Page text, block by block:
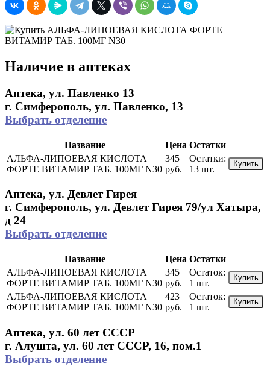
Наличие в аптеках
Аптека, ул. Павленко 13
г. Симферополь, ул. Павленко, 13
Выбрать отделение
Название Цена Остатки
АЛЬФА-ЛИПОЕВАЯ КИСЛОТА
ФОРТЕ ВИТАМИР ТАБ. 100МГ N30
345
руб.
Остатки:
13 шт.
Купить
Аптека, ул. Девлет Гирея
г. Симферополь, ул. Девлет Гирея 79/ул Хатыра,
д 24
Выбрать отделение
Название Цена Остатки
АЛЬФА-ЛИПОЕВАЯ КИСЛОТА
ФОРТЕ ВИТАМИР ТАБ. 100МГ N30
345
руб.
Остаток:
1 шт.
Купить
АЛЬФА-ЛИПОЕВАЯ КИСЛОТА
ФОРТЕ ВИТАМИР ТАБ. 100МГ N30
423
руб.
Остаток:
1 шт.
Купить
Аптека, ул. 60 лет СССР
г. Алушта, ул. 60 лет СССР, 16, пом.1
Выбрать отделение